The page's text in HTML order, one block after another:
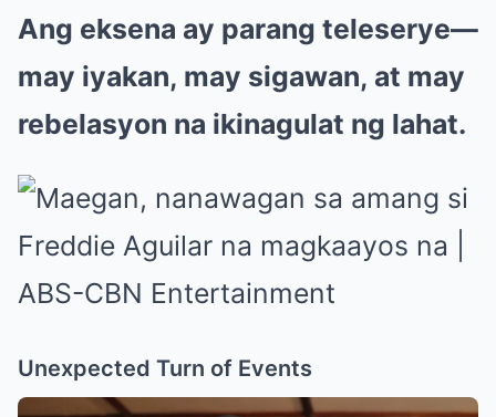
Ang eksena ay parang teleserye—
may iyakan, may sigawan, at may
rebelasyon na ikinagulat ng lahat.
Unexpected Turn of Events